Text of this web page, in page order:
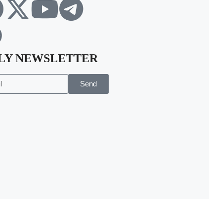
NEWSLETTER
Send